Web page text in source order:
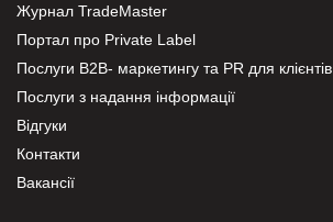
Журнал TradeMaster
Портал про Private Label
Послуги В2В- маркетингу та PR для клієнтів
Послуги з надання інформації
Відгуки
Контакти
Вакансії